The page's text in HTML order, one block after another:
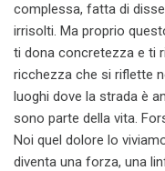
complessa, fatta di
irrisolti. Ma proprio
ti dona concretezza e ti
ricchezza che si riflette
luoghi dove la strada è
sono parte della vita.
Noi quel dolore lo
diventa una forza, una